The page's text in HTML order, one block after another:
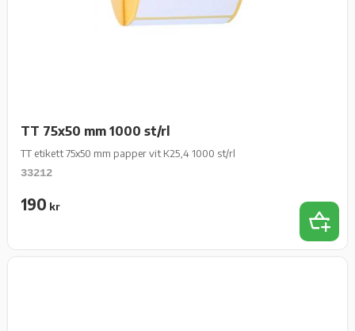
TT 75x50 mm 1000 st/rl
TT etikett 75x50 mm papper vit K25,4 1000 st/rl
33212
190 kr